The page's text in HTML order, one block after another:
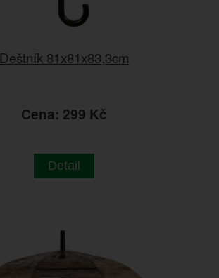
Deštník 81x81x83,3cm
Cena: 299 Kč
Detail